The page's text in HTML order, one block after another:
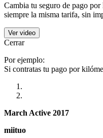
Cambia tu seguro de pago
siempre la misma tarifa, sin
Ver video
Cerrar
Por ejemplo:
Si contratas tu pago por
March Active 2017
miituo